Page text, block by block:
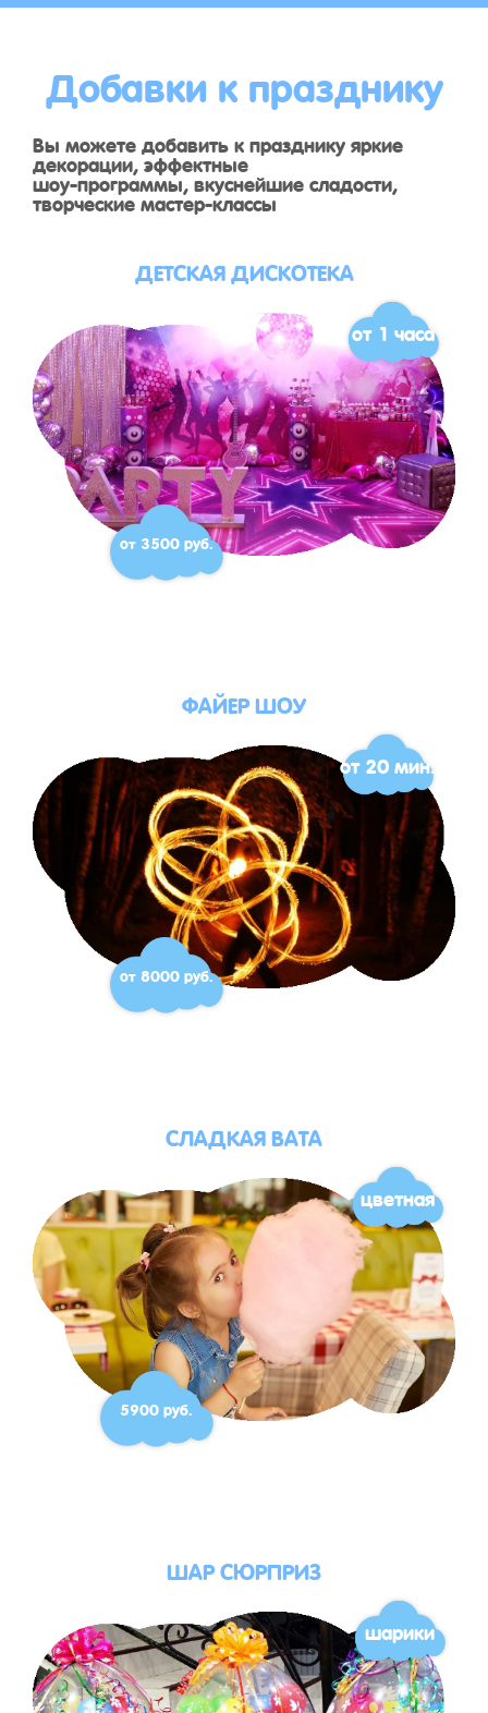
Добавки к празднику
Вы можете добавить к празднику яркие
декорации, эффектные
шоу-программы, вкуснейшие сладости,
творческие мастер-классы
ДЕТСКАЯ ДИСКОТЕКА
от 1 часа
от 3500 руб.
ФАЙЕР ШОУ
от 20 мин.
от 8000 руб.
СЛАДКАЯ ВАТА
цветная
5900 руб.
ШАР СЮРПРИЗ
шарики